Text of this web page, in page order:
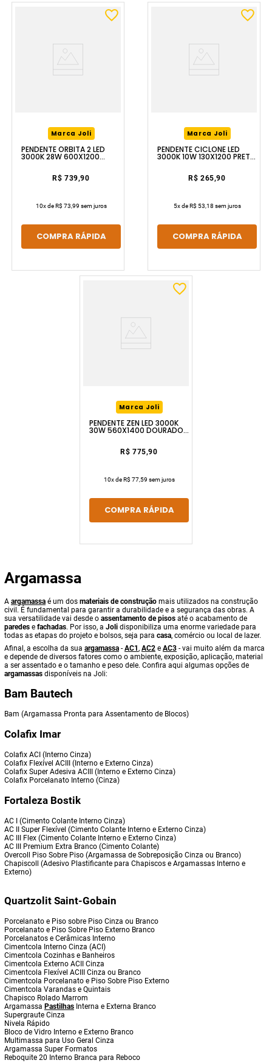
Marca Joli
PENDENTE ÓRBITA 2 LED
3000K 28W 600X1200
R$ 739,90
10x deR$ 73,99 sem juros
COMPRA RÁPIDA
Marca Joli
PENDENTE CICLONE LED
3000K 10W 130X1200 PRETO
R$ 265,90
5x deR$ 53,18 sem juros
COMPRA RÁPIDA
Marca Joli
PENDENTE ZEN LED 3000K
30W 560X1400 DOURADO
R$ 775,90
10x deR$ 77,59 sem juros
COMPRA RÁPIDA
Argamassa
A argamassa é um dos materiais de construção mais utilizados na construção
civil. É fundamental para garantir a durabilidade e a segurança das obras. A
sua versatilidade vai desde o assentamento de pisos até o acabamento de
paredes e fachadas. Por isso, a Joli disponibiliza uma enorme variedade para
todas as etapas do projeto e bolsos, seja para casa, comércio ou local de lazer.
Afinal, a escolha da sua argamassa - AC1 , AC2 e AC3 - vai muito além da marca
e depende de diversos fatores como o ambiente, exposição, aplicação, material
a ser assentado e o tamanho e peso dele. Confira aqui algumas opções de
argamassas disponíveis na Joli:
Bam Bautech
Bam (Argamassa Pronta para Assentamento de Blocos)
Colafix Imar
Colafix ACI (Interno Cinza)
Colafix Flexível ACIII (Interno e Externo Cinza)
Colafix Super Adesiva ACIII (Interno e Externo Cinza)
Colafix Porcelanato Interno (Cinza)
Fortaleza Bostik
AC I (Cimento Colante Interno Cinza)
AC II Super Flexível (Cimento Colante Interno e Externo Cinza)
AC III Flex (Cimento Colante Interno e Externo Cinza)
AC III Premium Extra Branco (Cimento Colante)
Overcoll Piso Sobre Piso (Argamassa de Sobreposição Cinza ou Branco)
Chapiscoll (Adesivo Plastificante para Chapiscos e Argamassas Interno e
Externo)
Quartzolit Saint-Gobain
Porcelanato e Piso sobre Piso Cinza ou Branco
Porcelanato e Piso Sobre Piso Externo Branco
Porcelanatos e Cerâmicas Interno
Cimentcola Interno Cinza (ACI)
Cimentcola Cozinhas e Banheiros
Cimentcola Externo ACII Cinza
Cimentcola Flexível ACIII Cinza ou Branco
Cimentcola Porcelanato e Piso Sobre Piso Externo
Cimentcola Varandas e Quintais
Chapisco Rolado Marrom
Argamassa Pastilhas Interna e Externa Branco
Supergraute Cinza
Nivela Rápido
Bloco de Vidro Interno e Externo Branco
Multimassa para Uso Geral Cinza
Argamassa Super Formatos
Reboquite 20 Interno Branca para Reboco